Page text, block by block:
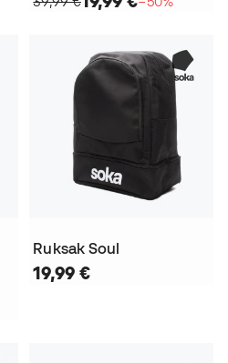
Ruksak Soul
19,99 €